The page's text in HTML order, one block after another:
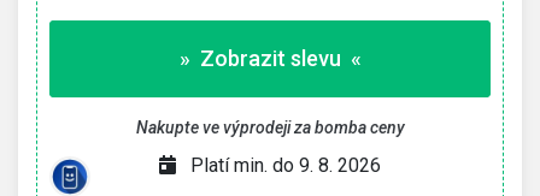
» Zobrazit slevu «
Nakupte ve výprodeji za bomba ceny
Platí min. do 9. 8. 2026